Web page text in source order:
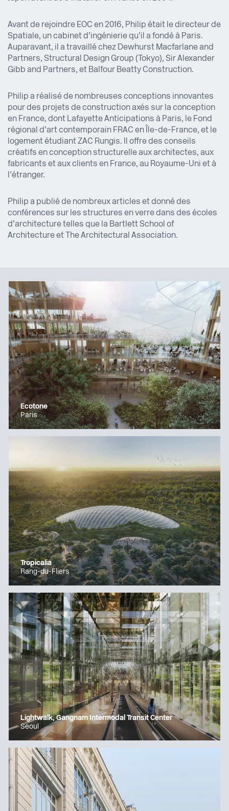
Avant de rejoindre EOC en 2016, Philip était le directeur de
Spatiale, un cabinet d’ingénierie qu’il a fondé à Paris.
Auparavant, il a travaillé chez Dewhurst Macfarlane and
Partners, Structural Design Group (Tokyo), Sir Alexander
Gibb and Partners, et Balfour Beatty Construction.
Philip a réalisé de nombreuses conceptions innovantes
pour des projets de construction axés sur la conception
en France, dont Lafayette Anticipations à Paris, le Fond
régional d’art contemporain FRAC en Île-de-France, et le
logement étudiant ZAC Rungis. Il offre des conseils
créatifs en conception structurelle aux architectes, aux
fabricants et aux clients en France, au Royaume-Uni et à
l’étranger.
Philip a publié de nombreux articles et donné des
conférences sur les structures en verre dans des écoles
d’architecture telles que la Bartlett School of
Architecture et The Architectural Association.
Ecotone
Paris
Tropicalia
Rang-du-Fliers
Lightwalk, Gangnam Intermodal Transit Center
Seoul